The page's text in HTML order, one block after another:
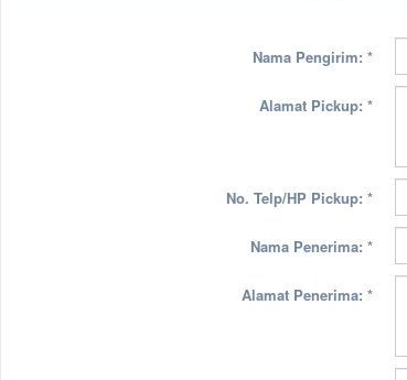
Nama Pengirim: *
Alamat Pickup: *
No. Telp/HP Pickup: *
Nama Penerima: *
Alamat Penerima: *